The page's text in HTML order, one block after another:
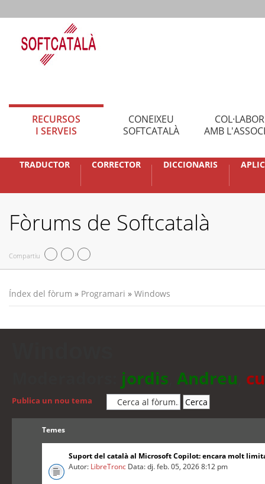
RECURSOS
I SERVEIS
CONEIXEU
SOFTCATALÀ
AMB
TRADUCTOR CORRECTOR DICCIONARIS
Fòrums de Softcatalà
Compartiu
Índex del fòrum » Programari » Windows
jordis Andreu
Publica un nou tema
Temes
Suport del català al Microsoft Copilot: encara molt
Autor: LibreTronc Data: dj. feb. 05, 2026 8:12 pm